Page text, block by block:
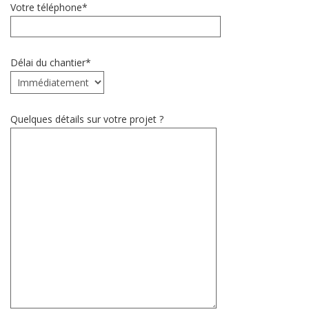
Votre téléphone*
Délai du chantier*
Quelques détails sur votre projet ?